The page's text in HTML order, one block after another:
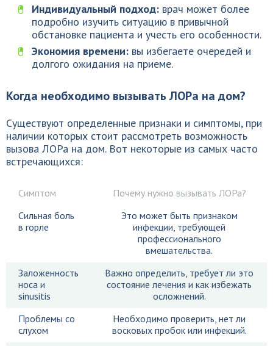
Индивидуальный подход: врач может более
подробно изучить ситуацию в привычной
обстановке пациента и учесть его особенности.
Экономия времени: вы избегаете очередей и
долгого ожидания на приеме.
Когда необходимо вызывать ЛОРа на дом?
Существуют определенные признаки и симптомы, при
наличии которых стоит рассмотреть возможность
вызова ЛОРа на дом. Вот некоторые из самых часто
встречающихся:
Симптом
Почему нужно вызывать ЛОРа?
Сильная боль
в горле
Это может быть признаком
инфекции, требующей
профессионального
вмешательства.
Заложенность
носа и
sinusitis
Важно определить, требует ли это
состояние лечения и как избежать
осложнений.
Проблемы со
слухом
Необходимо проверить, нет ли
восковых пробок или инфекций.